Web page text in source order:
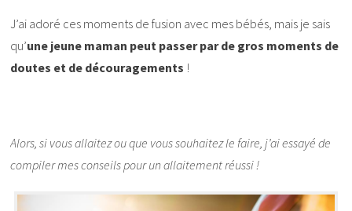
J’ai adoré ces moments de fusion avec mes bébés, mais je sais
qu’une jeune maman peut passer par de gros moments de
doutes et de découragements !
Alors, si vous allaitez ou que vous souhaitez le faire, j’ai essayé de
compiler mes conseils pour un allaitement réussi !